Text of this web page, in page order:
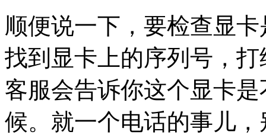
顺便说一下，要检查显
找到显卡上的序列号，
客服会告诉你这个显卡
候。就一个电话的事儿